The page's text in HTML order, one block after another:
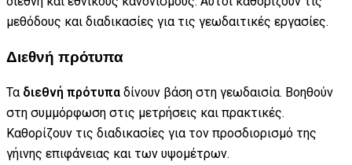
μεθόδους και διαδικασίες για τις γεωδαιτικές εργασίες.
Διεθνή πρότυπα
Τα διεθνή πρότυπα δίνουν βάση στη γεωδαισία. Βοηθούν
στη συμμόρφωση στις μετρήσεις και πρακτικές.
Καθορίζουν τις διαδικασίες για τον προσδιορισμό της
γήινης επιφάνειας και των υψομέτρων.